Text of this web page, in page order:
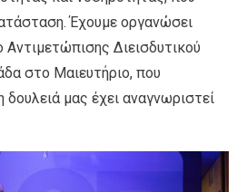
Έχουμε οργανώσει
Αντιμετώπισης Διεισδυτικού
στο Μαιευτήριο, που
δουλειά μας έχει αναγνωριστεί